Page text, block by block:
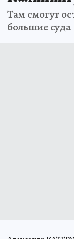
Там смогут
большие суда